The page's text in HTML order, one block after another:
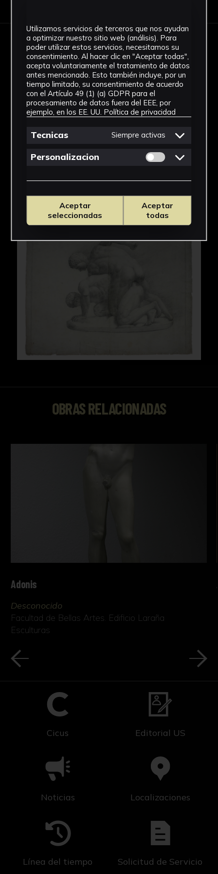
IMÁGENES
OBRAS RELACIONADAS
Adonis
Desconocido
Facultad de Bellas Artes. Edificio Laraña
Esculturas
Cicus Editorial US
Noticias Localizaciones
Línea del tiempo Solicitud de Servicio
Utilizamos servicios de terceros que nos ayudan
a optimizar nuestro sitio web (análisis). Para
poder utilizar estos servicios, necesitamos su
consentimiento. Al hacer clic en "Aceptar todas",
acepta voluntariamente el tratamiento de datos
antes mencionado. Esto también incluye, por un
tiempo limitado, su consentimiento de acuerdo
con el Artículo 49 (1) (a) GDPR para el
procesamiento de datos fuera del EEE, por
ejemplo, en los EE. UU. Política de privacidad
Tecnicas Siempre activas
Personalizacion Permitir cookies
Aceptar
seleccionadas
Aceptar
todas